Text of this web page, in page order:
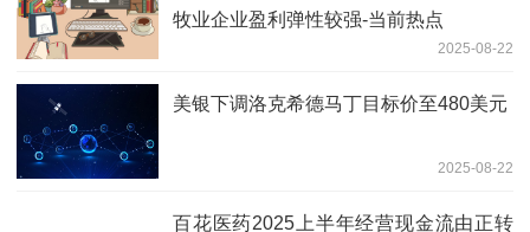
牧业企业盈利弹性较强-当前热点
2025-08-22
美银下调洛克希德马丁目标价至480美元
2025-08-22
百花医药2025上半年经营现金流由正转